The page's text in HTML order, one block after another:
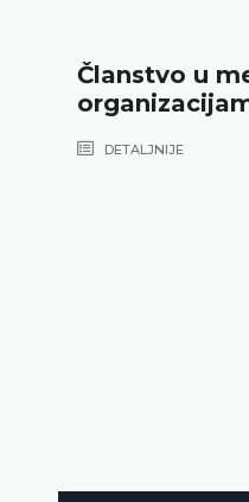
Članstvo u
DETALJNIJE